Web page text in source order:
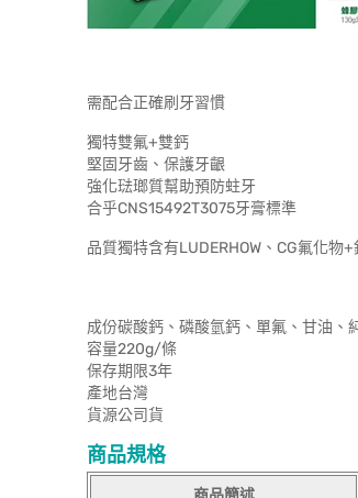
需配合正確刷牙習慣
獨特雙氟+雙鈣
堅固牙齒、保護牙齦
強化琺瑯質幫助預防蛀牙
合乎CNS15492T3075牙膏標準
品質獨特含有LUDERHOW、CG氟化物+
成份碳酸鈣、磷酸氫鈣、單氟、甘油、
容量220g/條
保存期限3年
產地台灣
貨源公司貨
商品規格